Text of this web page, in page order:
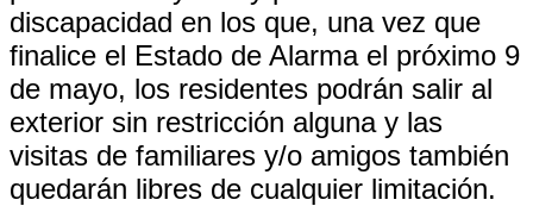
discapacidad en los que, una vez que
finalice el Estado de Alarma el próximo 9
de mayo, los residentes podrán salir al
exterior sin restricción alguna y las
visitas de familiares y/o amigos también
quedarán libres de cualquier limitación.